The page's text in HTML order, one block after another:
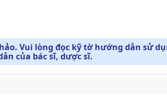
phân bố khắp các mô cơ thể.
Vui lòng đọc kỹ tờ hướng dẫn sử
của bác sĩ, dược sĩ.